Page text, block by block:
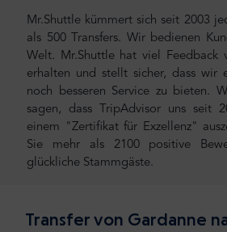
Mr.Shuttle kümmert sich seit 2003
als 500 Transfers. Wir bedienen
Welt. Mr.Shuttle hat viel Feedback
erhalten und stellt sicher, dass wir
noch besseren Service zu bieten.
sagen, dass TripAdvisor uns seit
einem "Zertifikat für Exzellenz"
Sie mehr als 2100 positive
glückliche Stammgäste.
Transfer von Gardanne